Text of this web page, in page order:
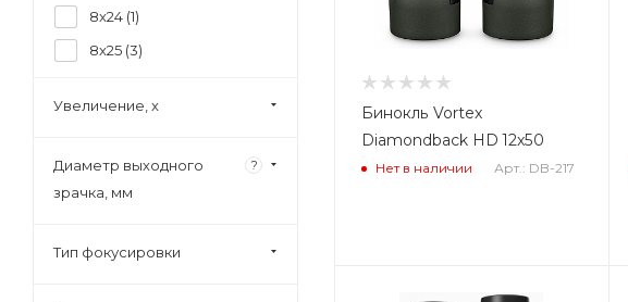
Бинокль Vortex
Diamondback HD 12x50
Нет в наличии Арт.: DB-217
8x24 (1)
8x25 (3)
8x40 (1)
Увеличение, x
Диаметр выходного
зрачка, мм
?
Тип фокусировки